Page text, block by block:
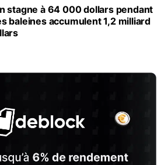
stagne à 64 000 dollars pendant
baleines accumulent 1,2 milliard